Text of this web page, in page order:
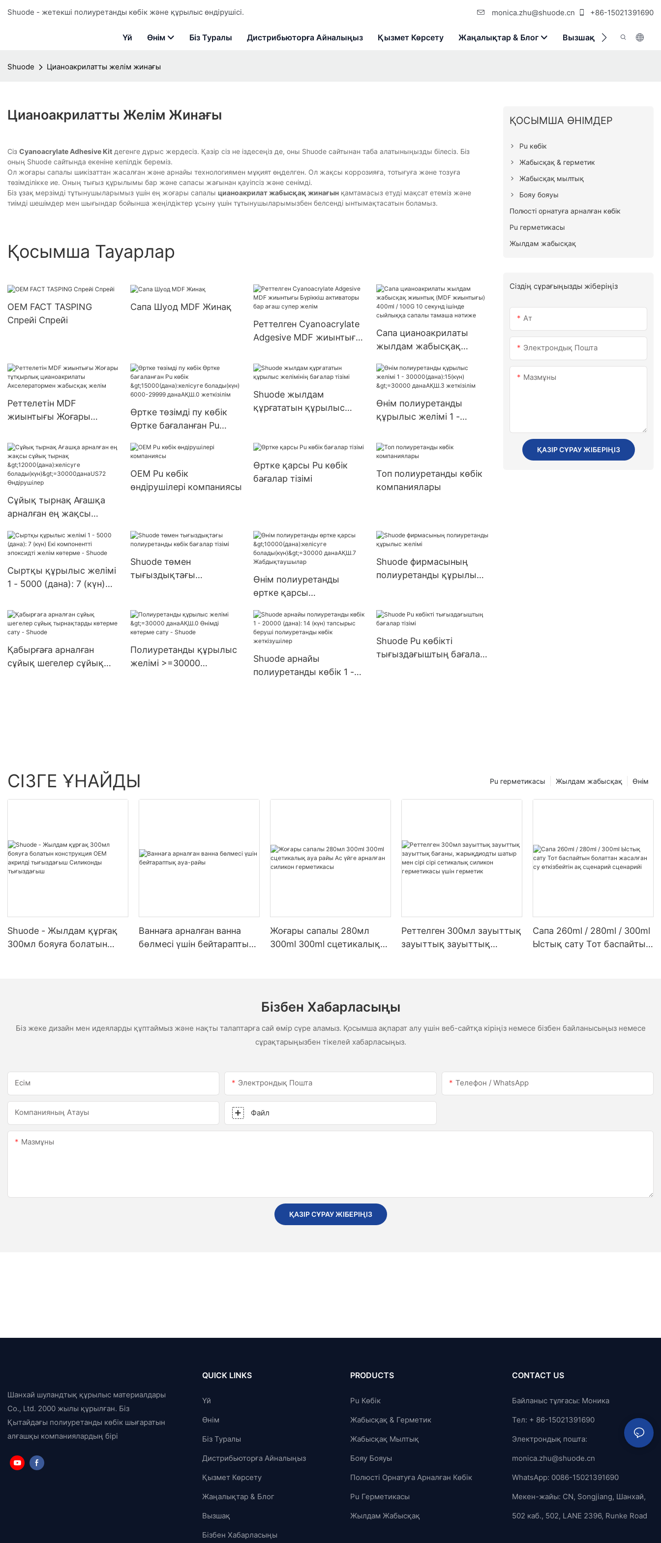
Shuode - жетекші полиуретанды көбік және құрылыс өндірушісі. monica.zhu@shuode.cn +86-15021391690
Үй Өнім Біз Туралы Дистрибьюторға Айналыңыз Қызмет Көрсету Жаңалықтар & Блог Вызшақ Бізбен
Shuode Цианоакрилатты желім жинағы
Цианоакрилатты Желім Жинағы
Сіз Cyanoacrylate Adhesive Kit дегенге дұрыс жердесіз. Қазір сіз не іздесеңіз де, оны Shuode сайтынан таба алатыныңызды білесіз. Біз
оның Shuode сайтында екеніне кепілдік береміз.
Ол жоғары сапалы шикізаттан жасалған және арнайы технологиямен мұқият өңделген. Ол жақсы коррозияға, тотығуға және тозуға
төзімділікке ие. Оның тығыз құрылымы бар және сапасы жағынан қауіпсіз және сенімді.
Біз ұзақ мерзімді тұтынушыларымыз үшін ең жоғары сапалы цианоакрилат жабысқақ жинағын қамтамасыз етуді мақсат етеміз және
тиімді шешімдер мен шығындар бойынша жеңілдіктер ұсыну үшін тұтынушыларымызбен белсенді ынтымақтасатын боламыз.
Қосымша Тауарлар
OEM FACT TASPING
Спрейі Спрейі
Сапа Шуод MDF Жинақ
Реттелген Cyanoacrylate
Adgesive MDF жиынтығы
ағаш супер желім
Сапа цианоакрилаты
жылдам жабысқақ
жиынтығы) 400ml / 100G
10 секунд ішінде
сыйлыққа сапалы
тамаша нәтиже
Реттелетін MDF
жиынтығы Жоғары
цианоакрилаты
Акселератормен
жабысқақ желім
Өртке төзімді пу көбік
Өртке бағаланған Pu
>15000(дана):келісуге
данаАҚШ.0 жеткізілім
Shuode жылдам
құрғататын құрылыс
Өнім полиуретанды
құрылыс желімі 1 -
>=30000 данаАҚШ.3
жеткізілім
Сұйық тырнақ Ағашқа
арналған ең жақсы
>12000(дана):келісуге
болады(күн)>=30000дан
аUS72 Өндірушілер
OEM Pu көбік
өндірушілері компаниясы
Өртке қарсы Pu көбік
бағалар тізімі
Топ полиуретанды көбік
компаниялары
Сыртқы құрылыс желімі
1 - 5000 (дана): 7 (күн)
эпоксидті желім көтерме
- Shuode
Shuode төмен
тығыздықтағы
Өнім полиуретанды
өртке қарсы
болады(күн)>=30000
данаАҚШ.7
Жабдықтаушылар
Shuode фирмасының
полиуретанды құрылыс
Қабырғаға арналған
сұйық шегелер сұйық
Полиуретанды құрылыс
желімі >=30000
Shuode арнайы
полиуретанды көбік 1 -
Shuode Pu көбікті
тығыздағыштың бағалар
ҚОСЫМША ӨНІМДЕР
Pu көбік
Жабысқақ & герметик
Жабысқақ мылтық
Бояу бояуы
Полюсті орнатуға арналған көбік
Pu герметикасы
Жылдам жабысқақ
Сіздің сұрағыңызды жіберіңіз
Ат
Электрондық Пошта
Мазмұны
ҚАЗІР СҰРАУ ЖІБЕРІҢІЗ
СІЗГЕ ҰНАЙДЫ Өнім
Жылдам жабысқақ
Pu герметикасы
Shuode - Жылдам құрғақ
300мл бояуға болатын
Ваннаға арналған ванна
бөлмесі үшін бейтараптық
Жоғары сапалы 280мл
300ml 300ml сцетикалық
Реттелген 300мл зауыттық
зауыттық зауыттық
Сапа 260ml / 280ml / 300ml
Ыстық сату Тот баспайтын
Бізбен Хабарласыңы
Біз жеке дизайн мен идеяларды құптаймыз және нақты талаптарға сай өмір сүре аламыз. Қосымша ақпарат алу үшін веб-сайтқа кіріңіз немесе бізбен байланысыңыз немесе
сұрақтарыңызбен тікелей хабарласыңыз.
Есім Электрондық Пошта Телефон / WhatsApp
Компанияның Атауы Файл
Мазмұны
ҚАЗІР СҰРАУ ЖІБЕРІҢІЗ
Шанхай шуландтық құрылыс материалдары
Co., Ltd. 2000 жылы құрылған. Біз
Қытайдағы полиуретанды көбік шығаратын
алғашқы компаниялардың бірі
QUICK LINKS
Үй
Өнім
Біз Туралы
Дистрибьюторға Айналыңыз
Қызмет Көрсету
Жаңалықтар & Блог
Вызшақ
Бізбен Хабарласыңы
PRODUCTS
Pu Көбік
Жабысқақ & Герметик
Жабысқақ Мылтық
Бояу Бояуы
Полюсті Орнатуға Арналған Көбік
Pu Герметикасы
Жылдам Жабысқақ
CONTACT US
Байланыс тұлғасы: Моника
Тел: + 86-15021391690
Электрондық пошта:
monica.zhu@shuode.cn
WhatsApp: 0086-15021391690
Мекен-жайы: CN, Songjiang, Шанхай,
502 каб., 502, LANE 2396, Runke Road